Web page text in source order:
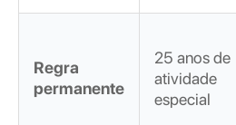
Regra
permanente
25 anos de
atividade
especial